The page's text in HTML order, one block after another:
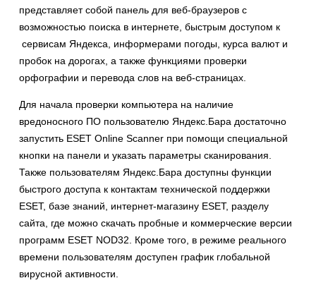
представляет собой панель для веб-браузеров с
возможностью поиска в интернете, быстрым доступом к
сервисам Яндекса, информерами погоды, курса валют и
пробок на дорогах, а также функциями проверки
орфографии и перевода слов на веб-страницах.
Для начала проверки компьютера на наличие
вредоносного ПО пользователю Яндекс.Бара достаточно
запустить ESET Online Scanner при помощи специальной
кнопки на панели и указать параметры сканирования.
Также пользователям Яндекс.Бара доступны функции
быстрого доступа к контактам технической поддержки
ESET, базе знаний, интернет-магазину ESET, разделу
сайта, где можно скачать пробные и коммерческие версии
программ ESET NOD32. Кроме того, в режиме реального
времени пользователям доступен график глобальной
вирусной активности.